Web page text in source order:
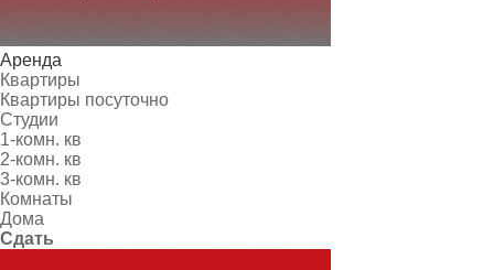
Аренда
Квартиры
Квартиры посуточно
Студии
1-комн. кв
2-комн. кв
3-комн. кв
Комнаты
Дома
Сдать